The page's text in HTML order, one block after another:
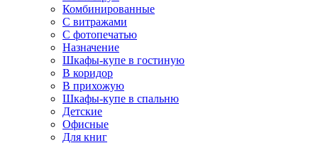
Комбинированные
С витражами
С фотопечатью
Назначение
Шкафы-купе в гостиную
В коридор
В прихожую
Шкафы-купе в спальню
Детские
Офисные
Для книг